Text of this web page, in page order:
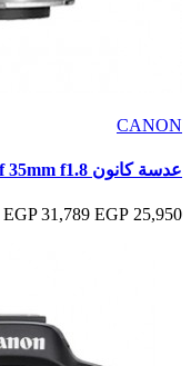
CANON
عدسة كانون rf 35mm f1.8 ماكرو is stm
25,950 EGP
31,789 EGP